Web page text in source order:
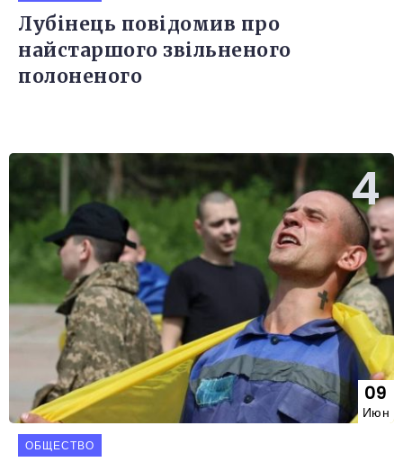
Лубінець повідомив про
найстаршого звільненого
полоненого
09
Июн
ОБЩЕСТВО